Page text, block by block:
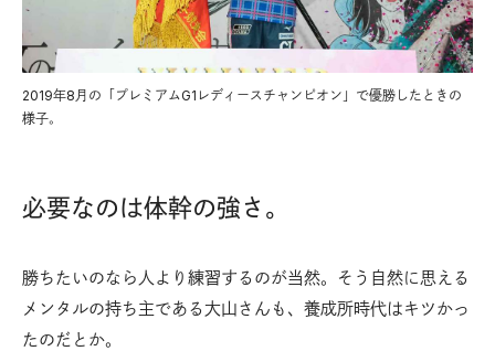
2019年8月の「プレミアムG1レディースチャンピオン」で優勝したときの
様子。
必要なのは体幹の強さ。
勝ちたいのなら人より練習するのが当然。そう自然に思える
メンタルの持ち主である大山さんも、養成所時代はキツかっ
たのだとか。